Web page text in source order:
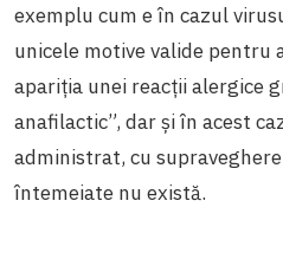
exemplu cum e în cazul
unicele motive valide pentru
apariția unei reacții alergice
anafilactic”, dar și în acest
administrat, cu
întemeiate nu există.